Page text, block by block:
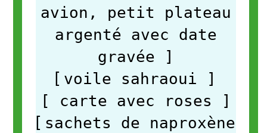
avion, petit plateau
argenté avec date
gravée
]
[ voile sahraoui ]
[ carte avec roses
]
[ sachets de naproxène